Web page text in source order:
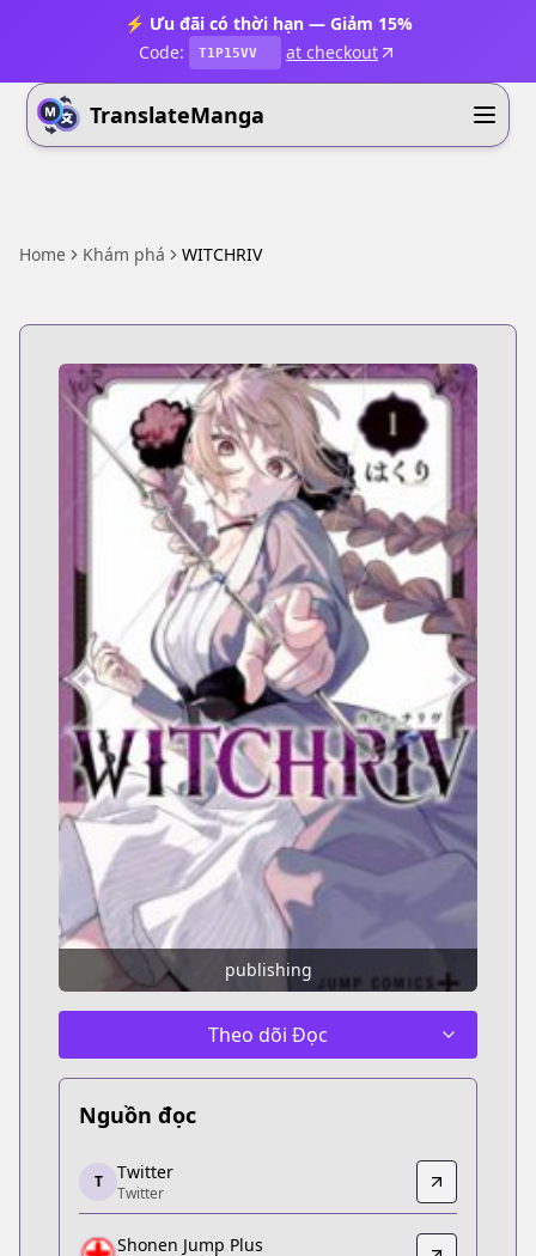
⚡ Ưu đãi có thời hạn — Giảm 15%
Code:
T1P15VV at checkout
TranslateManga
Home Khám phá WITCHRIV
publishing
Theo dõi Đọc
Nguồn đọc
Twitter
Twitter
https://x.com/WITCHRIV
Shonen Jump Plus
T Twitter
Twitter
Shonen Jump Plus